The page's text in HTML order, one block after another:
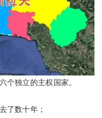
个独立的主权国家。
了数十年；